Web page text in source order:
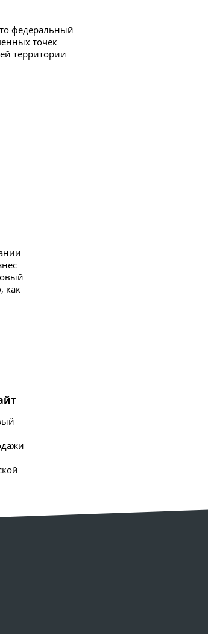
федеральный
точек
территории
как